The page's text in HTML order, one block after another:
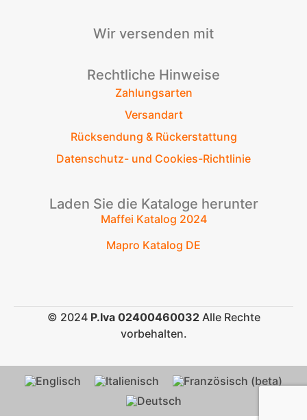
Wir versenden mit
Rechtliche Hinweise
Zahlungsarten
Versandart
Rücksendung & Rückerstattung
Datenschutz- und Cookies-Richtlinie
Laden Sie die Kataloge herunter
Maffei Katalog 2024
Mapro Katalog DE
© 2024 P.Iva 02400460032Alle Rechte
vorbehalten.